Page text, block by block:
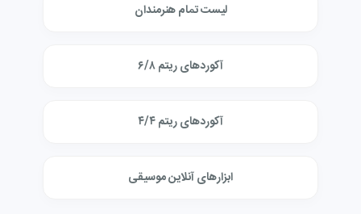
لیست تمام هنرمندان
آکوردهای ریتم ۶/۸
آکوردهای ریتم ۴/۴
ابزارهای آنلاین موسیقی